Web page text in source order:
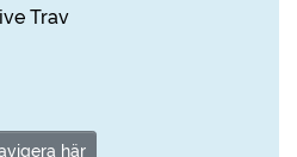
Trav
här